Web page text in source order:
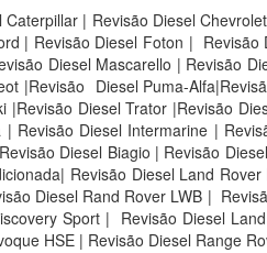
| Revisão Diesel
| Revisão Diesel Foton |
Diesel Mascarello | Revisão
Diesel Puma-
Diesel Trator |Revisão
Diesel Intermarine |
Diesel Biagio | Revisão
Revisão Diesel Land Rover
Diesel Rand Rover LWB |
Sport |
Revisão Diesel
HSE | Revisão Diesel Range